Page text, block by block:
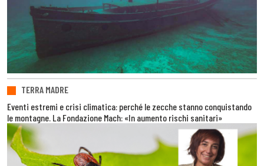
TERRA MADRE
Eventi estremi e crisi climatica: perché le zecche stanno conquistando
le montagne. La Fondazione Mach: «In aumento rischi sanitari»